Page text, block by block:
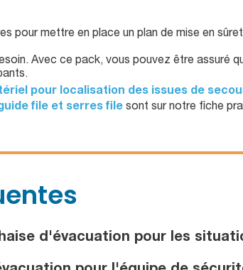
pour mettre en place un plan de mise en
Avec ce pack, vous pouvez être assuré
pour localisation des issues de
file et serres file sont sur notre fiche
d'évacuation pour les